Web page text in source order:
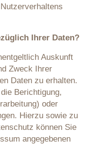
Ihrer Daten?
Auskunft
Zweck Ihrer
Daten zu erhalten.
Berichtigung,
oder
Hierzu sowie zu
können Sie
angegebenen